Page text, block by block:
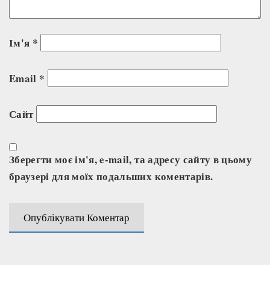
Ім'я *
Email *
Сайт
Зберегти моє ім'я, e-mail, та адресу сайту в цьому
браузері для моїх подальших коментарів.